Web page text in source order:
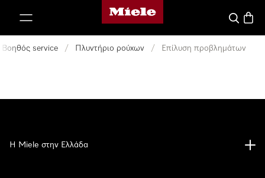
Αρχική σελίδα της Miele
Βοηθός service / Πλυντήριο ρούχων / Επίλυση προβλημάτων
Η Miele στην Ελλάδα